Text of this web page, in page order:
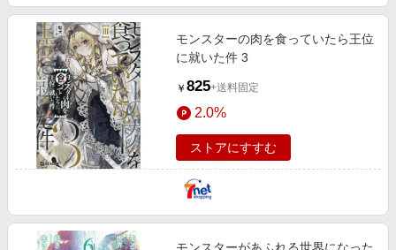
モンスターの肉を食っていたら王位
に就いた件 3
￥ 825+送料固定
2.0%
ストアにすすむ